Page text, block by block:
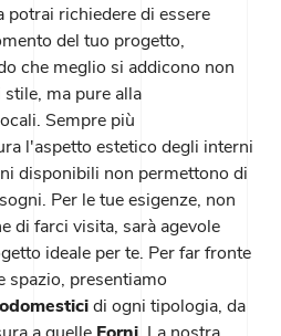
richiedere di essere
del tuo progetto,
che meglio si addicono non
ma pure alla
Sempre più
l'aspetto estetico degli interni
disponibili non permettono di
Per le tue esigenze, non
di farci visita, sarà agevole
ideale per te. Per far fronte
spazio, presentiamo
di ogni tipologia, da